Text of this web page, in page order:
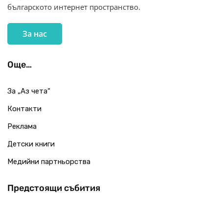
българското интернет пространство.
За нас
Още…
За „Аз чета“
Контакти
Реклама
Детски книги
Медийни партньорства
Предстоящи събития